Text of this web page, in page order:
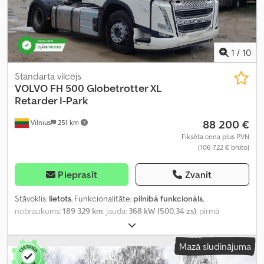
1 / 10
Vilnius 251 km
Standarta vilcējs
VOLVO FH 500 Globetrotter XL
Retarder I-Park
88 200 €
Fiksēta cena plus PVN
(106 722 € bruto)
Pieprasīt Zvanīt
Stāvoklis: lietots, Funkcionalitāte: pilnībā funkcionāls,
nobraukums:189 329 km, jauda: 368 kW (500,34 zs), pirmā
, degvielas veids:
konfigurācija:4x2, riteņu bāze:380 mm, krāsa:balts, pārnesuma
veids:automātisks , emisijas klase:Euro 6, Ražošanas gads:2024,
cilindru skaits:
6, dzinēja tilpums:12 777 cm³ , stūres rata pozīcija:
Mazā sludinājuma